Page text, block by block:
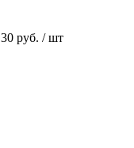
30 руб. / шт